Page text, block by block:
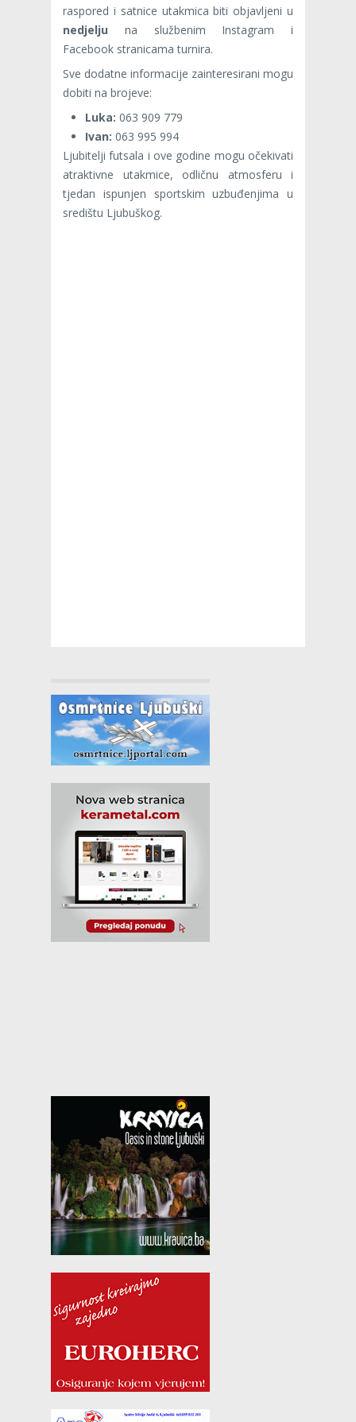
raspored i satnice utakmica biti objavljeni u
nedjelju na službenim Instagram i
Facebook stranicama turnira.
Sve dodatne informacije zainteresirani mogu
dobiti na brojeve:
Luka: 063 909 779
Ivan: 063 995 994
Ljubitelji futsala i ove godine mogu očekivati
atraktivne utakmice, odličnu atmosferu i
tjedan ispunjen sportskim uzbuđenjima u
središtu Ljubuškog.